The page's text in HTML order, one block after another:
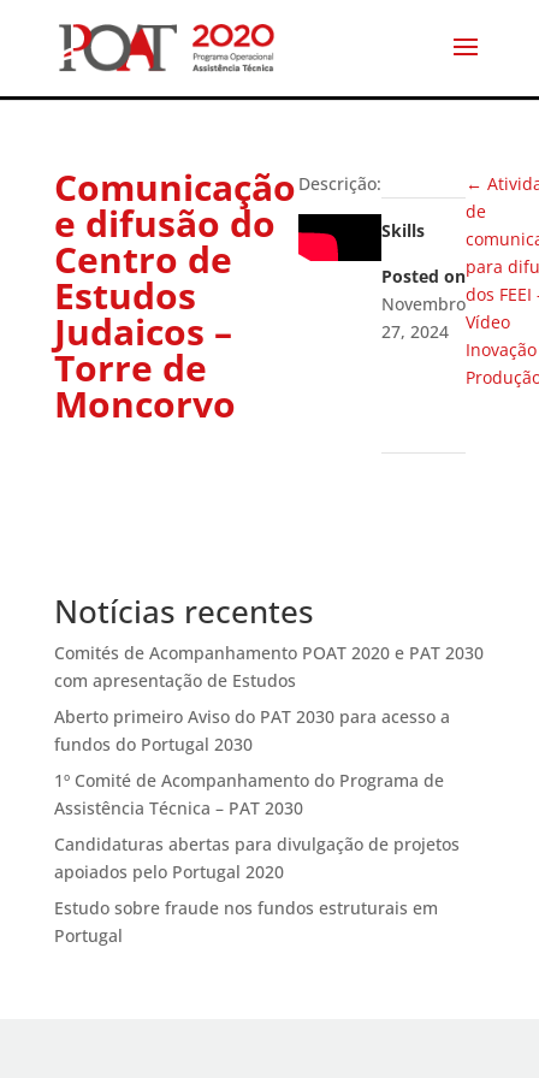
Comunicação
e difusão do
Centro de
Estudos
Judaicos –
Torre de
Moncorvo
Descrição:
Skills
Posted on
Novembro
27, 2024
←
de
para
dos FEEI
Vídeo
Notícias recentes
Comités de Acompanhamento POAT 2020 e PAT 2030
com apresentação de Estudos
Aberto primeiro Aviso do PAT 2030 para acesso a
fundos do Portugal 2030
1º Comité de Acompanhamento do Programa de
Assistência Técnica – PAT 2030
Candidaturas abertas para divulgação de projetos
apoiados pelo Portugal 2020
Estudo sobre fraude nos fundos estruturais em
Portugal